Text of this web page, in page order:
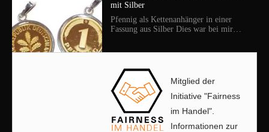
mit Silber
Pfennig als Kettenanhänger in einer
Fassung aus Silber Dies war bei mir…
Mitglied der
Initiative "Fairness
im Handel".
Informationen zur